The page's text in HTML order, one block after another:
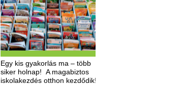
Egy kis gyakorlás ma – több
siker holnap! A magabiztos
iskolakezdés otthon kezdődik!